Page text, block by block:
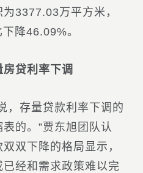
3377.03万平方米，
降46.09%。
贷利率下调
存量贷款利率下调的
的。”贾东旭团队认
双下降的格局显示，
经和需求政策难以完